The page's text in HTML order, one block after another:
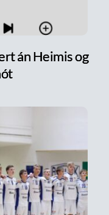
án Heimis og